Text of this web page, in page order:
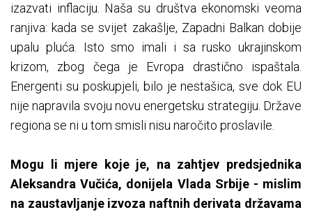
izazvati inflaciju. Naša su društva ekonomski veoma
ranjiva: kada se svijet zakašlje, Zapadni Balkan dobije
upalu pluća. Isto smo imali i sa rusko ukrajinskom
krizom, zbog čega je Evropa drastično ispaštala.
Energenti su poskupjeli, bilo je nestašica, sve dok EU
nije napravila svoju novu energetsku strategiju. Države
regiona se ni u tom smisli nisu naročito proslavile.
Mogu li mjere koje je, na zahtjev predsjednika
Aleksandra Vučića, donijela Vlada Srbije - mislim
na zaustavljanje izvoza naftnih derivata državama